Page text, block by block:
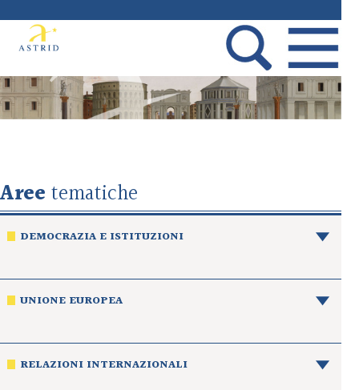
Areetematiche
DEMOCRAZIA E ISTITUZIONI
UNIONE EUROPEA
RELAZIONI INTERNAZIONALI